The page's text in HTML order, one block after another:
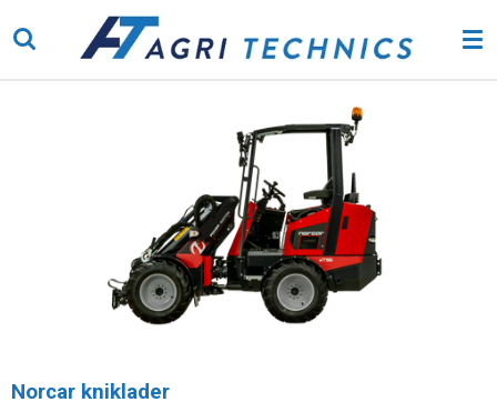
direct
Norcar kniklader